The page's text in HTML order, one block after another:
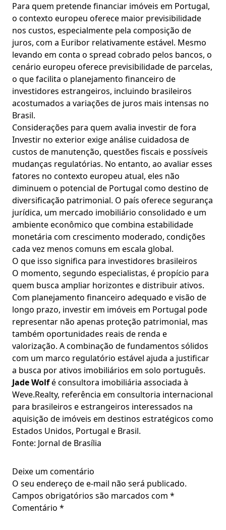
Para quem pretende financiar imóveis em Portugal,
o contexto europeu oferece maior previsibilidade
nos custos, especialmente pela composição de
juros, com a Euribor relativamente estável. Mesmo
levando em conta o spread cobrado pelos bancos, o
cenário europeu oferece previsibilidade de parcelas,
o que facilita o planejamento financeiro de
investidores estrangeiros, incluindo brasileiros
acostumados a variações de juros mais intensas no
Brasil.
Considerações para quem avalia investir de fora
Investir no exterior exige análise cuidadosa de
custos de manutenção, questões fiscais e possíveis
mudanças regulatórias. No entanto, ao avaliar esses
fatores no contexto europeu atual, eles não
diminuem o potencial de Portugal como destino de
diversificação patrimonial. O país oferece segurança
jurídica, um mercado imobiliário consolidado e um
ambiente econômico que combina estabilidade
monetária com crescimento moderado, condições
cada vez menos comuns em escala global.
O que isso significa para investidores brasileiros
O momento, segundo especialistas, é propício para
quem busca ampliar horizontes e distribuir ativos.
Com planejamento financeiro adequado e visão de
longo prazo, investir em imóveis em Portugal pode
representar não apenas proteção patrimonial, mas
também oportunidades reais de renda e
valorização. A combinação de fundamentos sólidos
com um marco regulatório estável ajuda a justificar
a busca por ativos imobiliários em solo português.
Jade Wolfé consultora imobiliária associada à
Weve.Realty, referência em consultoria internacional
para brasileiros e estrangeiros interessados na
aquisição de imóveis em destinos estratégicos como
Estados Unidos, Portugal e Brasil.
Fonte: Jornal de Brasília
Deixe um comentário
O seu endereço de e-mail não será publicado.
Campos obrigatórios são marcados com *
Comentário *